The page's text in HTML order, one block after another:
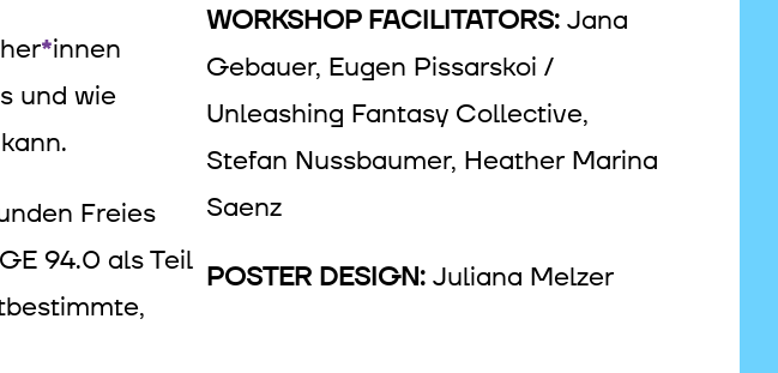
*innen
und wie
Freies
94.0 als Teil
WORKSHOP FACILITATORS: Jana
Gebauer, Eugen Pissarskoi /
Unleashing Fantasy Collective,
Stefan Nussbaumer, Heather Marina
Saenz
POSTER DESIGN: Juliana Melzer